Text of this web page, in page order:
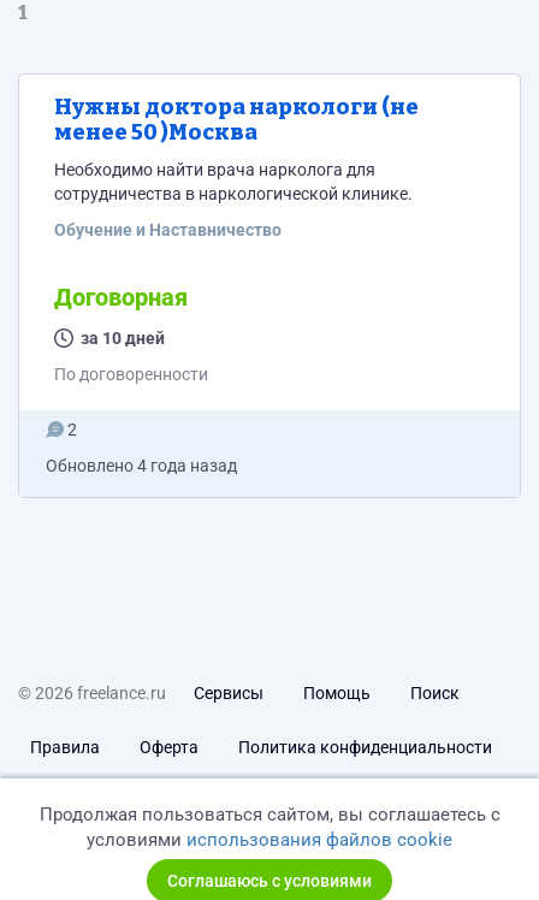
1
Нужны доктора наркологи (не
менее 50 )Москва
Необходимо найти врача нарколога для
сотрудничества в наркологической клинике.
Обучение и Наставничество
Договорная
за 10 дней
По договоренности
2
Обновлено4 года назад
© 2026 freelance.ru Сервисы Помощь Поиск
Правила Оферта Политика конфиденциальности
Продолжая пользоваться сайтом, вы соглашаетесь с
условиями использования файлов cookie
Соглашаюсь с условиями